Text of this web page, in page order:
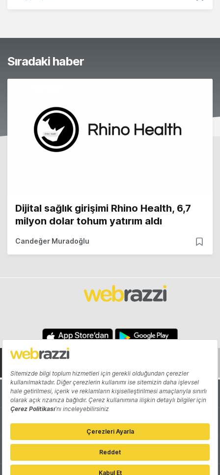
Sıradaki haber
Dijital sağlık girişimi Rhino Health, 6,7
milyon dolar tohum yatırım aldı
Candeğer Muradoğlu
Hakkında Yazarlar
Katkıda Bulun Reklam